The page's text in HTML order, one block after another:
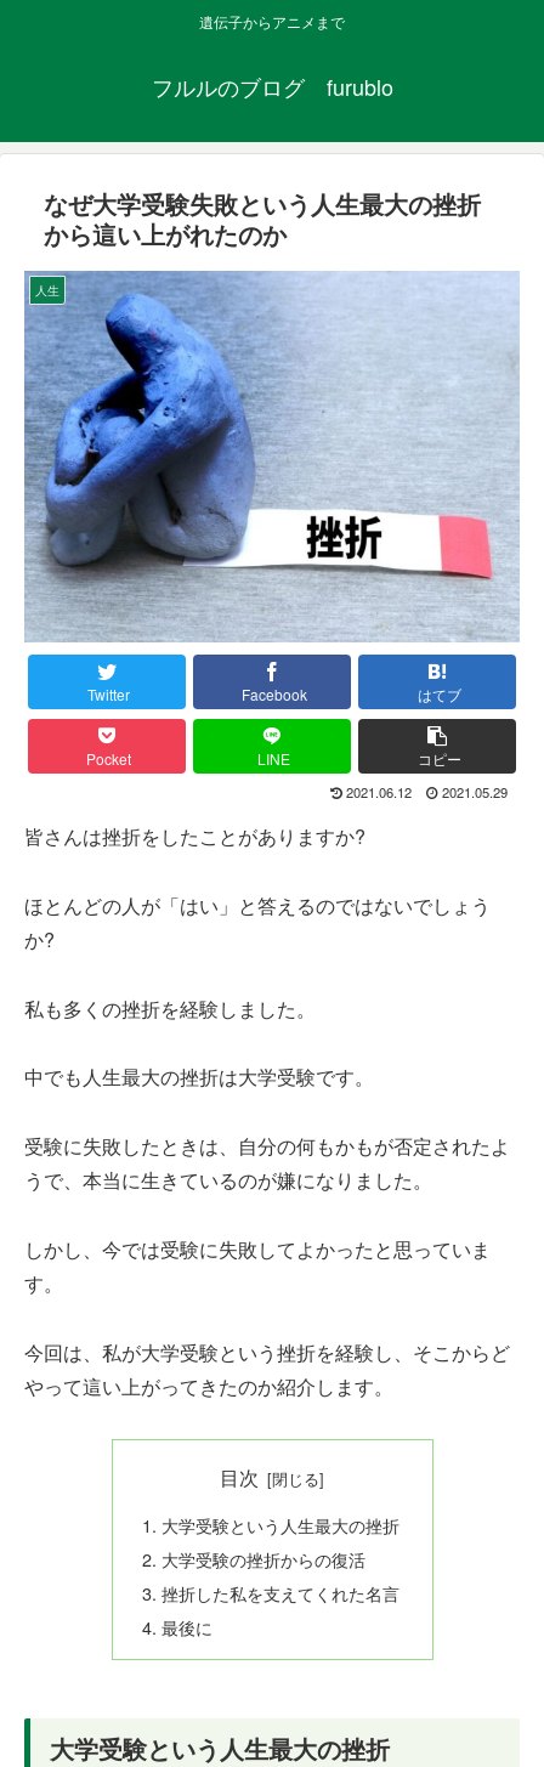
遺伝子からアニメまで
フルルのブログ furublo
なぜ大学受験失敗という人生最大の挫折
から這い上がれたのか
人生
Twitter Facebook はてブ
Pocket LINE コピー
2021.06.12 2021.05.29
皆さんは挫折をしたことがありますか?
ほとんどの人が「はい」と答えるのではないでしょう
か?
私も多くの挫折を経験しました。
中でも人生最大の挫折は大学受験です。
受験に失敗したときは、自分の何もかもが否定されたよ
うで、本当に生きているのが嫌になりました。
しかし、今では受験に失敗してよかったと思っていま
す。
今回は、私が大学受験という挫折を経験し、そこからど
やって這い上がってきたのか紹介します。
目次
大学受験という人生最大の挫折
大学受験の挫折からの復活
挫折した私を支えてくれた名言
最後に
大学受験という人生最大の挫折